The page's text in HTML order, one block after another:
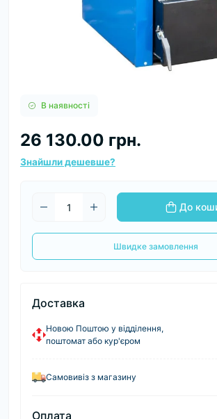
В наявності
26 130.00 грн.
Знайшли дешевше?
До
Швидке замовлення
Доставка
Новою Поштою у відділення,
поштомат або кур'єром
Самовивіз з магазину
Оплата